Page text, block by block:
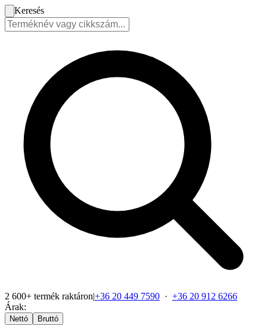
Keresés
2 600+ termék raktáron|+36 20 449 7590 · +36 20 912 6266
Árak:
Nettó Bruttó